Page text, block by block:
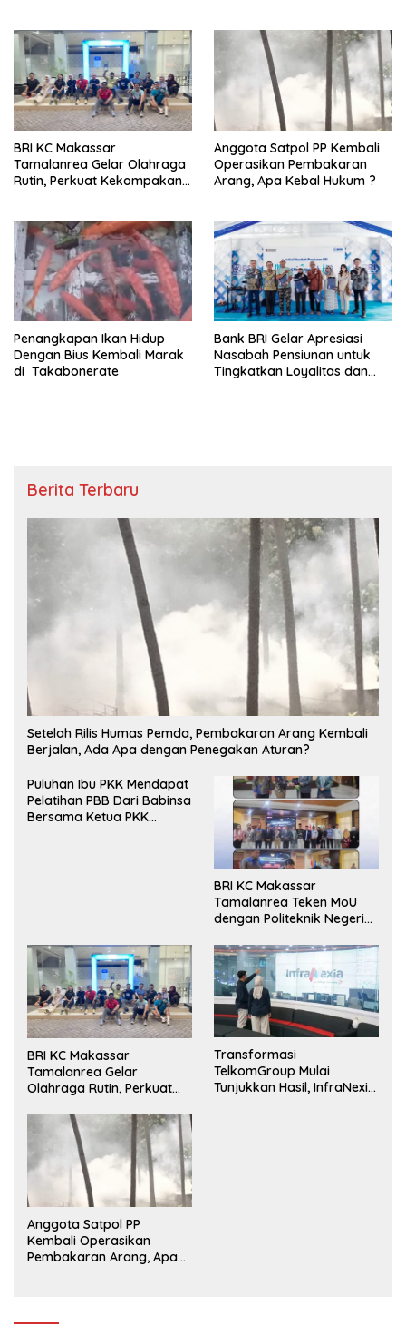
BRI KC Makassar
Tamalanrea Gelar Olahraga
Rutin, Perkuat Kekompakan
Anggota Satpol PP Kembali
Operasikan Pembakaran
Arang, Apa Kebal Hukum ?
Penangkapan Ikan Hidup
Dengan Bius Kembali Marak
di Takabonerate
Bank BRI Gelar Apresiasi
Nasabah Pensiunan untuk
Tingkatkan Loyalitas dan
Berita Terbaru
Setelah Rilis Humas Pemda, Pembakaran Arang Kembali
Berjalan, Ada Apa dengan Penegakan Aturan?
Puluhan Ibu PKK Mendapat
Pelatihan PBB Dari Babinsa
Bersama Ketua PKK
BRI KC Makassar
Tamalanrea Teken MoU
dengan Politeknik Negeri
Layanan Perbankan
BRI KC Makassar
Tamalanrea Gelar
Olahraga Rutin, Perkuat
Kerja Sehat
Transformasi
TelkomGroup Mulai
Tunjukkan Hasil, InfraNexia
Anggota Satpol PP
Kembali Operasikan
Pembakaran Arang, Apa